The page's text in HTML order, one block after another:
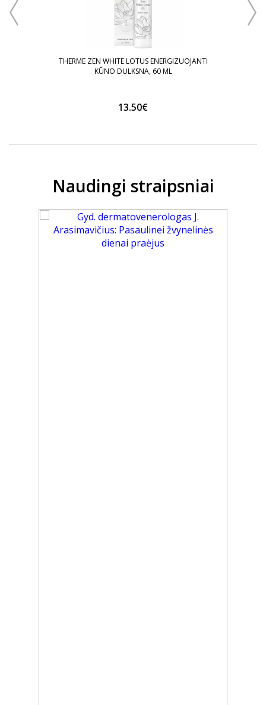
THERME ZEN WHITE LOTUS ENERGIZUOJANTI
KŪNO DULKSNA, 60 ML
13.50€
Naudingi straipsniai